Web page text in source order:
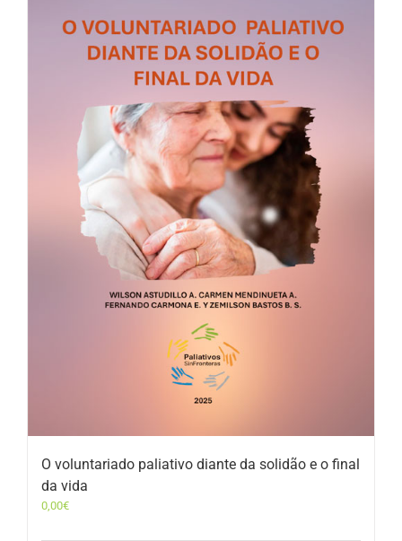
O voluntariado paliativo diante da solidão e o final
da vida
0,00€